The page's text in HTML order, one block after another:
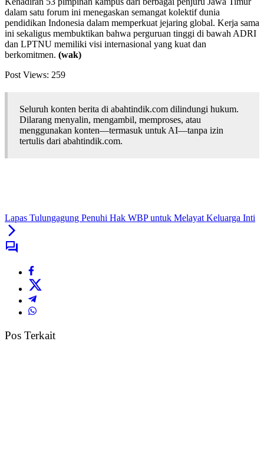
dalam satu forum ini menegaskan semangat kolektif dunia
pendidikan Indonesia dalam memperkuat jejaring global. Kerja sama
ini sekaligus membuktikan bahwa perguruan tinggi di bawah ADRI
dan LPTNU memiliki visi internasional yang kuat dan
berkomitmen. (wak)
Post Views: 259
Seluruh konten berita di abahtindik.com dilindungi hukum.
Dilarang menyalin, mengambil, memproses, atau
menggunakan konten—termasuk untuk AI—tanpa izin
tertulis dari abahtindik.com.
Lapas Tulungagung Penuhi Hak WBP untuk Melayat Keluarga Inti
Pos Terkait